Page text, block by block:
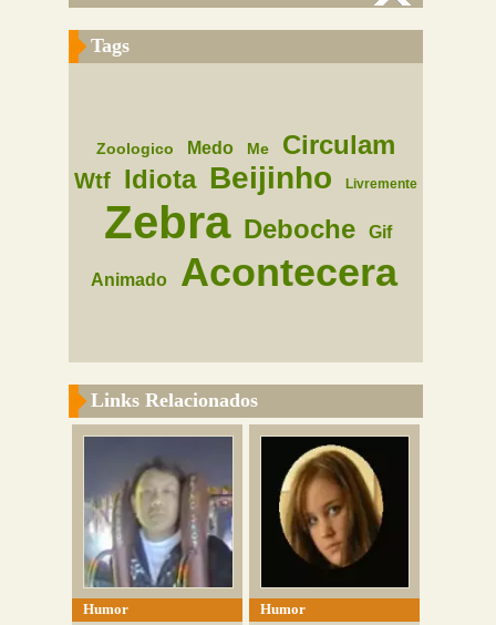
Tags
Zoologico Medo Me Circulam
Wtf Idiota Beijinho Livremente
Zebra Deboche Gif
Animado Acontecera
Links Relacionados
Humor
Humor